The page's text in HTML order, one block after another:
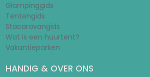
Glampinggids
Tentengids
Stacaravangids
Wat is een huurtent?
Vakantieparken
HANDIG & OVER ONS